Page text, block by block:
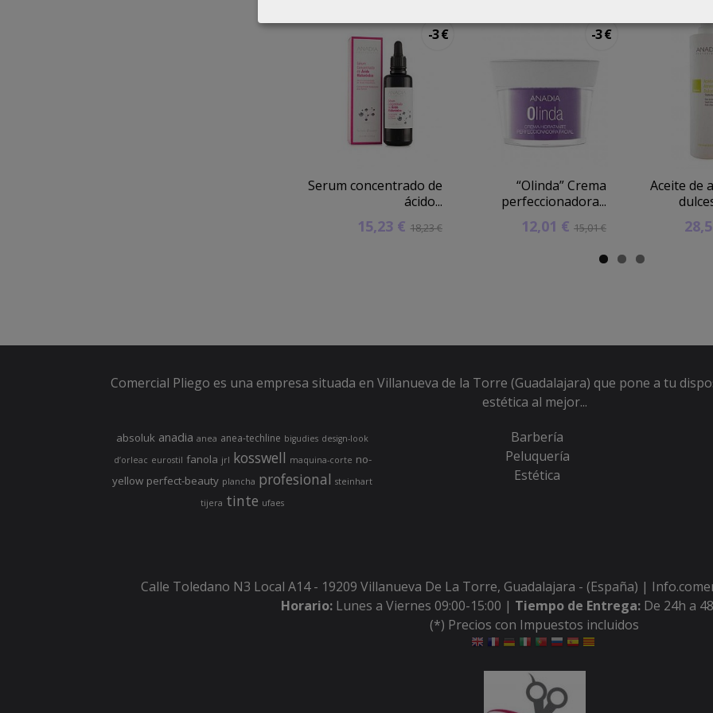
-3 €
Serum concentrado de
ácido...
15,23 €18,23 €
-3 €
“Olinda” Crema
perfeccionadora...
12,01 € 15,01 €
Aceite de
Comercial Pliego es una empresa situada en Villanueva de la Torre (Guadalajara) que pone a tu
estética al mejor...
absoluk anadia anea anea-techline bigudies design-look
d’orleac eurostil fanola jrl kosswell maquina-corte no-
yellow perfect-beauty plancha profesional steinhart
tijera tinte ufaes
Barbería
Peluquería
Estética
Calle Toledano N3 Local A14 - 19209 Villanueva De La Torre, Guadalajara - (España) |
Horario: Lunes a Viernes 09:00-15:00 | Tiempo de Entrega: De 24h a
(*) Precios con Impuestos incluidos